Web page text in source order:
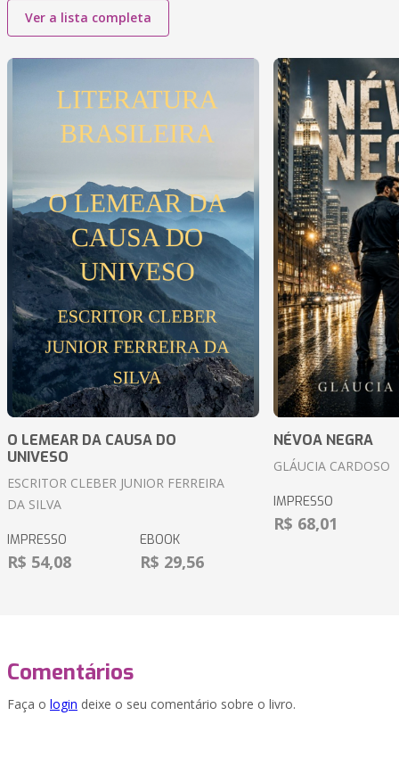
Ver a lista completa
O LEMEAR DA CAUSA DO
UNIVESO
ESCRITOR CLEBER JUNIOR FERREIRA
DA SILVA
IMPRESSO
R$ 54,08
EBOOK
R$ 29,56
NÉVOA NEGRA
GLÁUCIA CARDOSO
IMPRESSO
R$ 68,01
Comentários
Faça o login deixe o seu comentário sobre o livro.